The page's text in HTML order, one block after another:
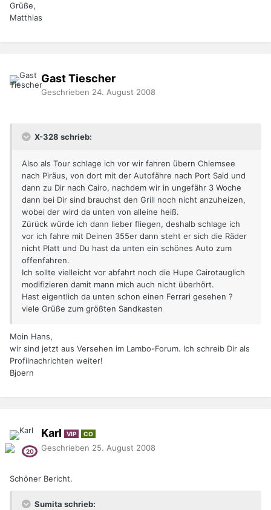
Grüße,
Matthias
Gast Tiescher
Geschrieben 24. August 2008
X-328 schrieb:
Also als Tour schlage ich vor wir fahren übern Chiemsee
nach Piräus, von dort mit der Autofähre nach Port Said und
dann zu Dir nach Cairo, nachdem wir in ungefähr 3 Woche
dann bei Dir sind brauchst den Grill noch nicht anzuheizen,
wobei der wird da unten von alleine heiß.
Zürück würde ich dann lieber fliegen, deshalb schlage ich
vor ich fahre mit Deinen 355er dann steht er sich die Räder
nicht Platt und Du hast da unten ein schönes Auto zum
offenfahren.
Ich sollte vielleicht vor abfahrt noch die Hupe Cairotauglich
modifizieren damit mann mich auch nicht überhört.
Hast eigentlich da unten schon einen Ferrari gesehen ?
viele Grüße zum größten Sandkasten
Moin Hans,
wir sind jetzt aus Versehen im Lambo-Forum. Ich schreib Dir als
Profilnachrichten weiter!
Bjoern
Karl VIP CO
Geschrieben 25. August 2008
Schöner Bericht.
Sumita schrieb: